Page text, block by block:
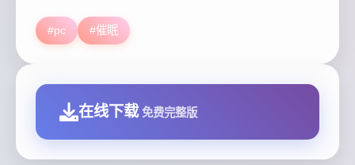
#pc #催眠
在线下载 免费完整版